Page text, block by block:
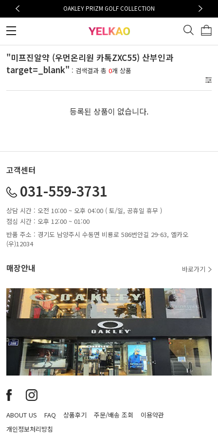
OAKLEY PRIZM GOLF COLLECTION
"미프진알약 (우먼온리원 카톡ZXC55) 산부인과
target=_blank" : 검색결과 총0개 상품
등록된 상품이 없습니다.
고객센터
031-559-3731
상담 시간 : 오전 10:00 ~ 오후 04:00 ( 토/일, 공휴일 휴무 )
점심 시간 : 오후 12:00 ~ 01:00
반품 주소 : 경기도 남양주시 수동면 비룡로 586번안길 29-63, 옐카오
(우)12034
매장안내 바로가기
ABOUT US FAQ 상품후기 주문/배송 조회
이용약관
개인정보처리방침